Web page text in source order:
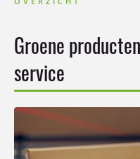
Groene
service